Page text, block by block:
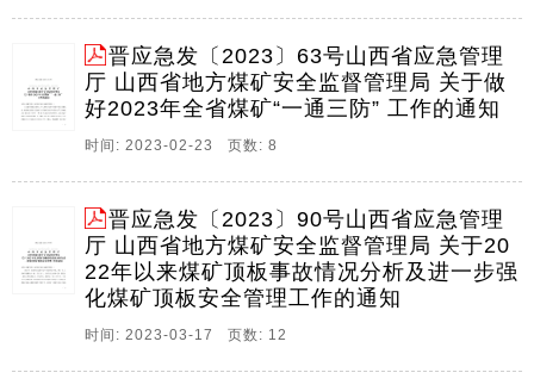
9、煤矿安全专项整治三年行动实施方案为加强全省煤矿
安全专项整治,根据山西省安全生产专项整治三年行动计
划,制定本方案,一,整治目标用三年时间,持续整治,五假五
超三瞒三不,假整改,假密闭,假数据,假图纸,假报告,超层
越界,超能力,超强度,超定员,证。
10、山西省人民政府办公厅文件晋政办发202045号山西
省人民政府办公厅关于印发山西省安全生产专项整治三
年行动计划的通知各市,县人民政府,省人民政府各委,办,
厅,局,山西省安全生产专项整治三年行动计划已经省委,
省人民政府同意,现印发给你们,请结合。
11、山西省人民政府办公厅文件晋政办发202045号山西
晋应急发〔2023〕63号山西省应急管理
厅 山西省地方煤矿安全监督管理局 关于做
好2023年全省煤矿“一通三防” 工作的通知
时间: 2023-02-23 页数: 8
晋应急发〔2023〕90号山西省应急管理
厅 山西省地方煤矿安全监督管理局 关于20
22年以来煤矿顶板事故情况分析及进一步强
化煤矿顶板安全管理工作的通知
时间: 2023-03-17 页数: 12